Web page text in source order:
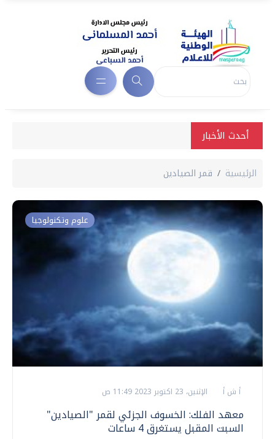
أحدث الأخبار
الرئيسية قمر الصيادين
علوم وتكنولوجيا
أ ش أ الإثنين، 23 اكتوبر 2023 11:49 ص
معهد الفلك: الخسوف الجزئي لقمر "الصيادين"
السبت المقبل يستغرق 4 ساعات